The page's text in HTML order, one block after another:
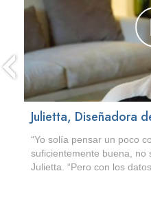
Julietta, Diseñadora
“Yo solía pensar un poco
suficientemente buena, no
Julietta. “Pero con los